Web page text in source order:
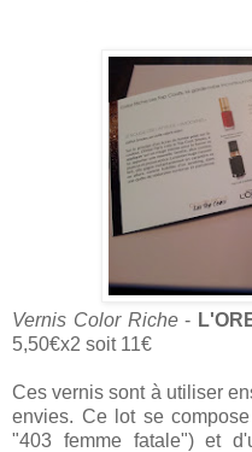
Vernis Color Riche-
5,50€x2 soit 11€
Ces vernis sont à utiliser
envies. Ce lot se
"403 femme fatale") et